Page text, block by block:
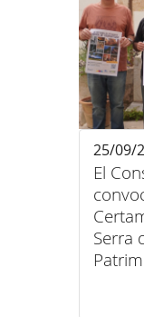
El
Serra
25/09/